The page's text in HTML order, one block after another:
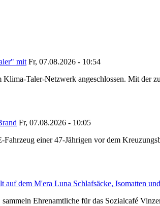
mit Fr, 07.08.2026 - 10:54
Klima-Taler-Netzwerk angeschlossen. Mit der
Fr, 07.08.2026 - 10:05
Fahrzeug einer 47-Jährigen vor dem
auf dem M'era Luna Schlafsäcke, Isomatten
Ehrenamtliche für das Sozialcafé